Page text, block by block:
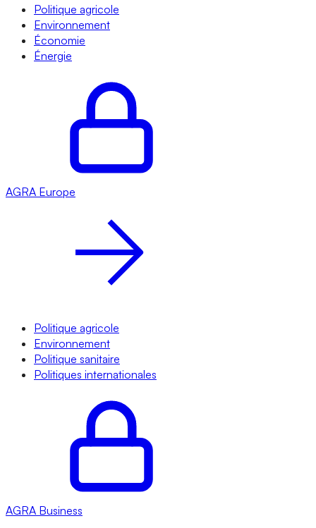
Politique agricole
Environnement
Économie
Énergie
AGRA Europe
Politique agricole
Environnement
Politique sanitaire
Politiques internationales
AGRA Business